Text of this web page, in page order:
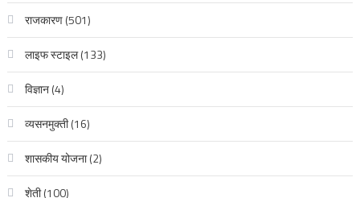
राजकारण(501)
लाइफ स्टाइल(133)
विज्ञान(4)
व्यसनमुक्ती(16)
शासकीय योजना(2)
शेती(100)